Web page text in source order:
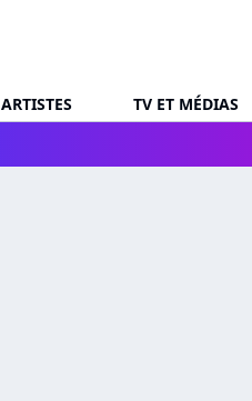
ARTISTES TV ET MÉDIAS